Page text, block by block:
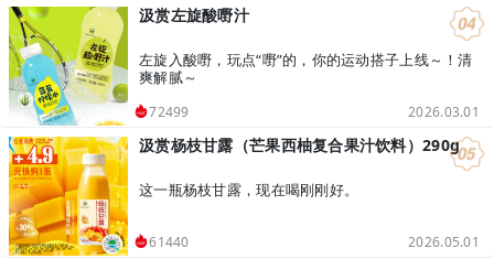
汲赏左旋酸嘢汁
左旋入酸嘢，玩点“嘢”的，你的运动搭子上线～！清
爽解腻～
72499 2026.03.01
汲赏杨枝甘露（芒果西柚复合果汁饮料）290g
这一瓶杨枝甘露，现在喝刚刚好。
61440 2026.05.01